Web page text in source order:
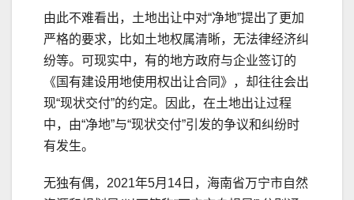
由此不难看出，土地出让中对“净地”提出了更加
严格的要求，比如土地权属清晰，无法律经济纠
纷等。可现实中，有的地方政府与企业签订的
《国有建设用地使用权出让合同》，却往往会出
现“现状交付”的约定。因此，在土地出让过程
中，由“净地”与“现状交付”引发的争议和纠纷时
有发生。
无独有偶，2021年5月14日，海南省万宁市自然